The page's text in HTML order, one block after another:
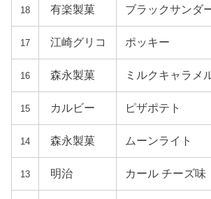
18 有楽製菓 ブラックサンダ
17 江崎グリコ ポッキー
16 森永製菓 ミルクキャラメ
15 カルビー ピザポテト
14 森永製菓 ムーンライト
13 明治 カール チーズ味